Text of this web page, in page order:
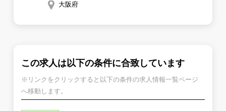
大阪府
この求人は以下の条件に合致しています
※リンクをクリックすると以下の条件の求人情報一覧ページ
へ移動します。